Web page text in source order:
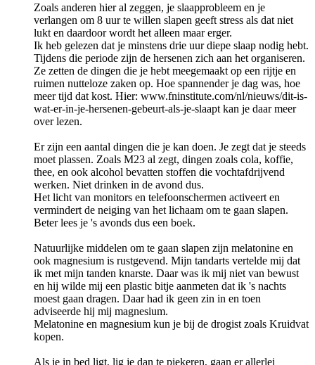
Zoals anderen hier al zeggen, je slaapprobleem en je
verlangen om 8 uur te willen slapen geeft stress als dat niet
lukt en daardoor wordt het alleen maar erger.
Ik heb gelezen dat je minstens drie uur diepe slaap nodig hebt.
Tijdens die periode zijn de hersenen zich aan het organiseren.
Ze zetten de dingen die je hebt meegemaakt op een rijtje en
ruimen nutteloze zaken op. Hoe spannender je dag was, hoe
meer tijd dat kost. Hier: www.fninstitute.com/nl/nieuws/dit-is-
wat-er-in-je-hersenen-gebeurt-als-je-slaapt kan je daar meer
over lezen.
Er zijn een aantal dingen die je kan doen. Je zegt dat je steeds
moet plassen. Zoals M23 al zegt, dingen zoals cola, koffie,
thee, en ook alcohol bevatten stoffen die vochtafdrijvend
werken. Niet drinken in de avond dus.
Het licht van monitors en telefoonschermen activeert en
vermindert de neiging van het lichaam om te gaan slapen.
Beter lees je 's avonds dus een boek.
Natuurlijke middelen om te gaan slapen zijn melatonine en
ook magnesium is rustgevend. Mijn tandarts vertelde mij dat
ik met mijn tanden knarste. Daar was ik mij niet van bewust
en hij wilde mij een plastic bitje aanmeten dat ik 's nachts
moest gaan dragen. Daar had ik geen zin in en toen
adviseerde hij mij magnesium.
Melatonine en magnesium kun je bij de drogist zoals Kruidvat
kopen.
Als je in bed ligt, lig je dan te piekeren, gaan er allerlei